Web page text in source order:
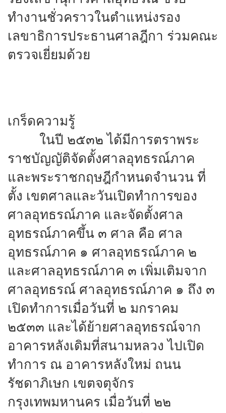
ทำงานชั่วคราวในตำแหน่งรอง
เลขาธิการประธานศาลฎีกา ร่วมคณะ
ตรวจเยี่ยมด้วย
เกร็ดความรู้
ในปี ๒๕๓๒ ได้มีการตราพระ
ราชบัญญัติจัดตั้งศาลอุทธรณ์ภาค
และพระราชกฤษฎีกำหนดจำนวน ที่
ตั้ง เขตศาลและวันเปิดทำการของ
ศาลอุทธรณ์ภาค และจัดตั้งศาล
อุทธรณ์ภาคขึ้น ๓ ศาล คือ ศาล
อุทธรณ์ภาค ๑ ศาลอุทธรณ์ภาค ๒
และศาลอุทธรณ์ภาค ๓ เพิ่มเติมจาก
ศาลอุทธรณ์ ศาลอุทธรณ์ภาค ๑ ถึง ๓
เปิดทำการเมื่อวันที่ ๒ มกราคม
๒๕๓๓ และได้ย้ายศาลอุทธรณ์จาก
อาคารหลังเดิมที่สนามหลวง ไปเปิด
ทำการ ณ อาคารหลังใหม่ ถนน
รัชดาภิเษก เขตจตุจักร
กรุงเทพมหานคร เมื่อวันที่ ๒๒